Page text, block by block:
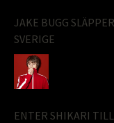
JAKE BUGG
SVERIGE
ENTER SHIKARI